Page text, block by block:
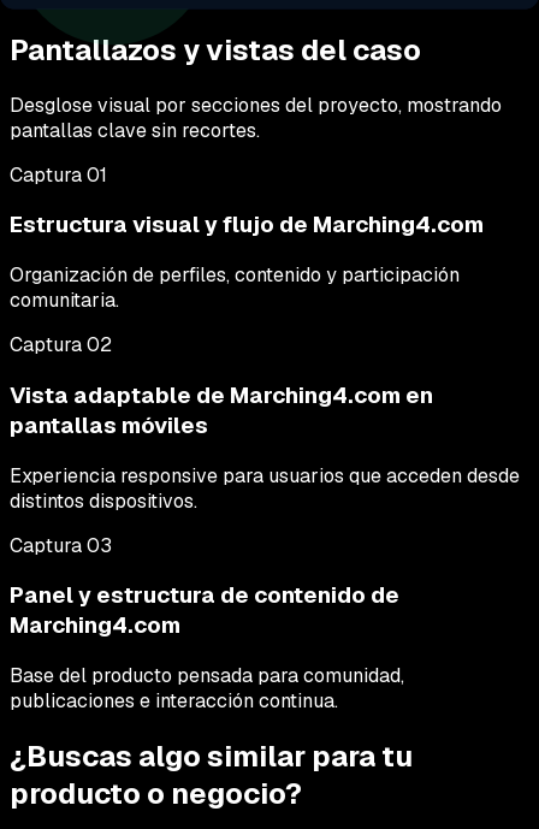
Pantallazos y vistas del caso
Desglose visual por secciones del proyecto, mostrando
pantallas clave sin recortes.
Captura01
Estructura visual y flujo de Marching4.com
Organización de perfiles, contenido y participación
comunitaria.
Captura02
Vista adaptable de Marching4.com en
pantallas móviles
Experiencia responsive para usuarios que acceden desde
distintos dispositivos.
Captura03
Panel y estructura de contenido de
Marching4.com
Base del producto pensada para comunidad,
publicaciones e interacción continua.
¿Buscas algo similar para tu
producto o negocio?